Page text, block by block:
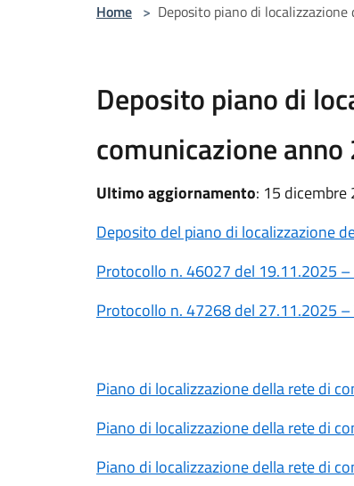
Home > Deposito piano di
Deposito piano di
comunicazione
Ultimo aggiornamento: 15 dicembre
Deposito del piano di localizzazione
Protocollo n. 46027 del 19.11.2025 –
Protocollo n. 47268 del 27.11.2025 –
Piano di localizzazione della rete di
Piano di localizzazione della rete di
Piano di localizzazione della rete di